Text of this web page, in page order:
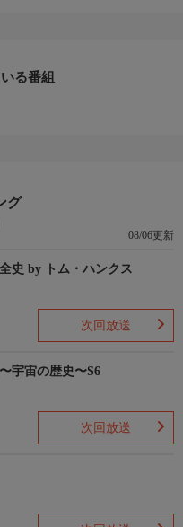
る番組
グ
08/06更新
史 by トム・ハンクス
次回放送
宇宙の歴史〜S6
次回放送